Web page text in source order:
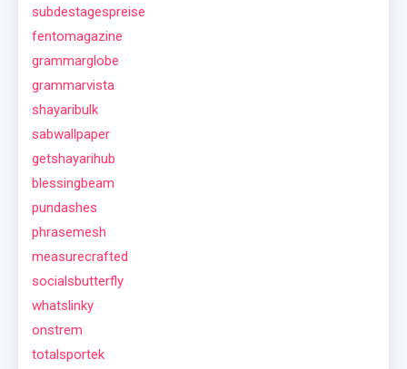
subdestagespreise
fentomagazine
grammarglobe
grammarvista
shayaribulk
sabwallpaper
getshayarihub
blessingbeam
pundashes
phrasemesh
measurecrafted
socialsbutterfly
whatslinky
onstrem
totalsportek